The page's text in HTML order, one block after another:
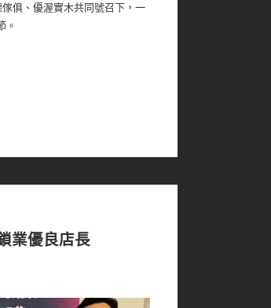
俱、優渥實木共同號召下，一
。
業優良店長